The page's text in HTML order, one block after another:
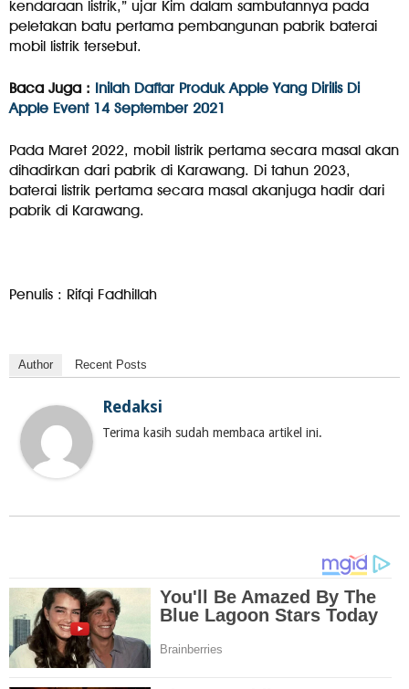
kendaraan listrik,” ujar Kim dalam sambutannya pada
peletakan batu pertama pembangunan pabrik baterai
mobil listrik tersebut.
Baca Juga : Inilah Daftar Produk Apple Yang Dirilis Di
Apple Event 14 September 2021
Pada Maret 2022, mobil listrik pertama secara masal akan
dihadirkan dari pabrik di Karawang. Di tahun 2023,
baterai listrik pertama secara masal akanjuga hadir dari
pabrik di Karawang.
Penulis : Rifqi Fadhillah
Author Recent Posts
Redaksi
Terima kasih sudah membaca artikel ini.